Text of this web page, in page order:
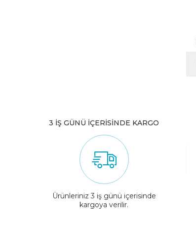
3 İŞ GÜNÜ İÇERİSİNDE KARGO
Ürünleriniz 3 iş günü içerisinde
kargoya verilir.